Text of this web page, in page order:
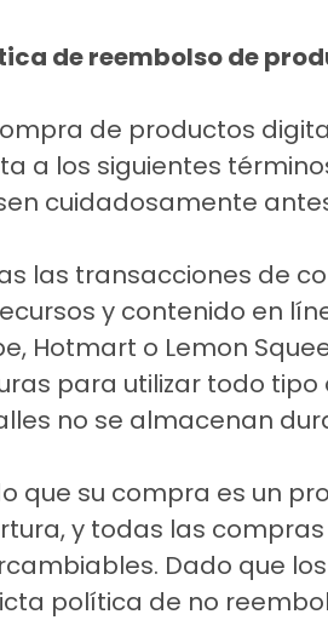
de reembolso de
de productos
a los siguientes
cuidadosamente
las transacciones de
y contenido en
Hotmart o Lemon
para utilizar todo
no se almacenan
que su compra es un
y todas las
Dado que
política de no